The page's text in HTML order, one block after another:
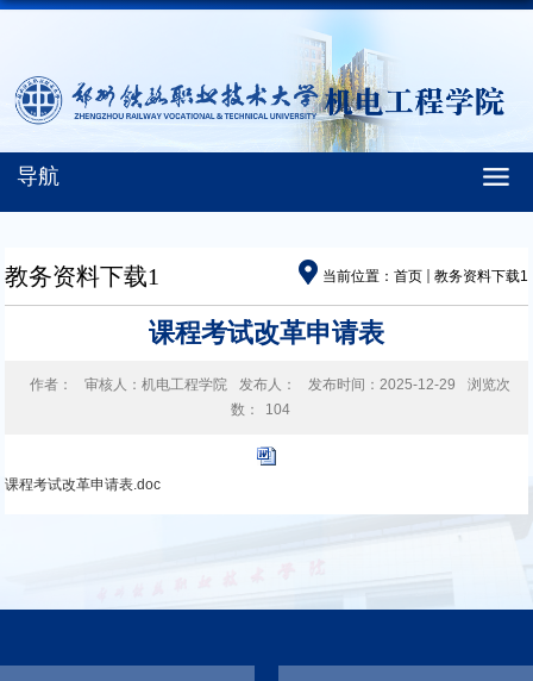
导航
当前位置： 首页 教务资料下载1
教务资料下载1
课程考试改革申请表
作者： 审核人：机电工程学院 发布人： 发布时间：2025-12-29
浏览次
数：
104
课程考试改革申请表.doc